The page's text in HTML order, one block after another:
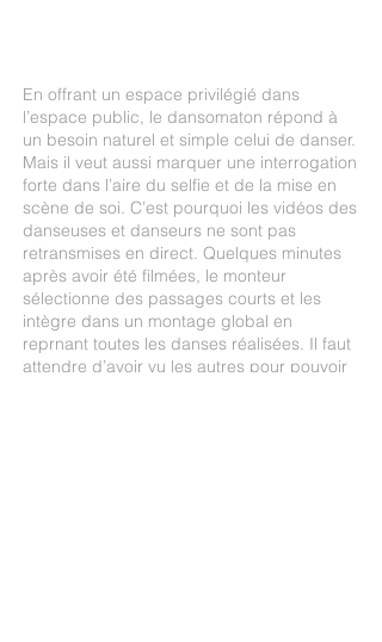
En offrant un espace privilégié dans
l’espace public, le dansomaton répond à
un besoin naturel et simple celui de danser.
Mais il veut aussi marquer une interrogation
forte dans l’aire du selfie et de la mise en
scène de soi. C’est pourquoi les vidéos des
danseuses et danseurs ne sont pas
retransmises en direct. Quelques minutes
après avoir été filmées, le monteur
sélectionne des passages courts et les
intègre dans un montage global en
reprnant toutes les danses réalisées. Il faut
attendre d’avoir vu les autres pour pouvoir